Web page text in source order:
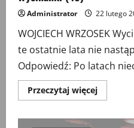
Administrator 22 lutego
WOJCIECH WRZOSEK
te ostatnie lata nie
Odpowiedź: Po latach
Przeczytaj więcejPrzeczytaj
więcej